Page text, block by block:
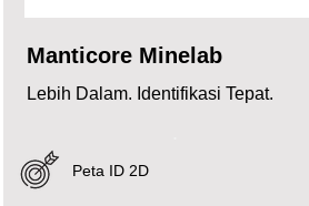
Manticore Minelab
Lebih Dalam. Identifikasi Tepat.
Peta ID 2D